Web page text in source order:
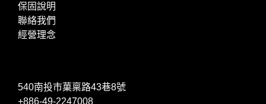
保固說明
聯絡我們
經營理念
540南投市菓稟路43巷8號
+886-49-2247008